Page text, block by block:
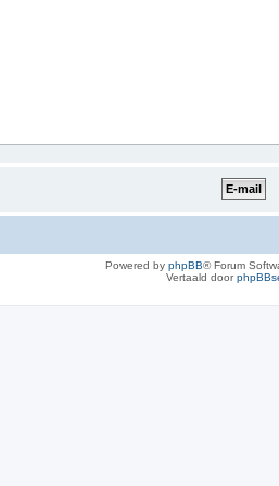
Powered by phpBB® Forum
Vertaald door